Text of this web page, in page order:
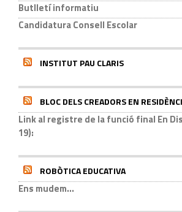
Butlletí informatiu
Candidatura Consell Escolar
INSTITUT PAU CLARIS
BLOC DELS CREADORS EN
Link al registre de la funció final En
19):
ROBÒTICA EDUCATIVA
Ens mudem...